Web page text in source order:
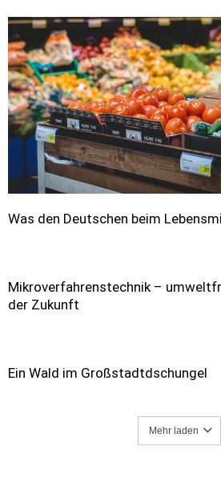
Was den Deutschen beim
Mikroverfahrenstechnik –
der Zukunft
Ein Wald im Großstadtdschungel
Mehr laden